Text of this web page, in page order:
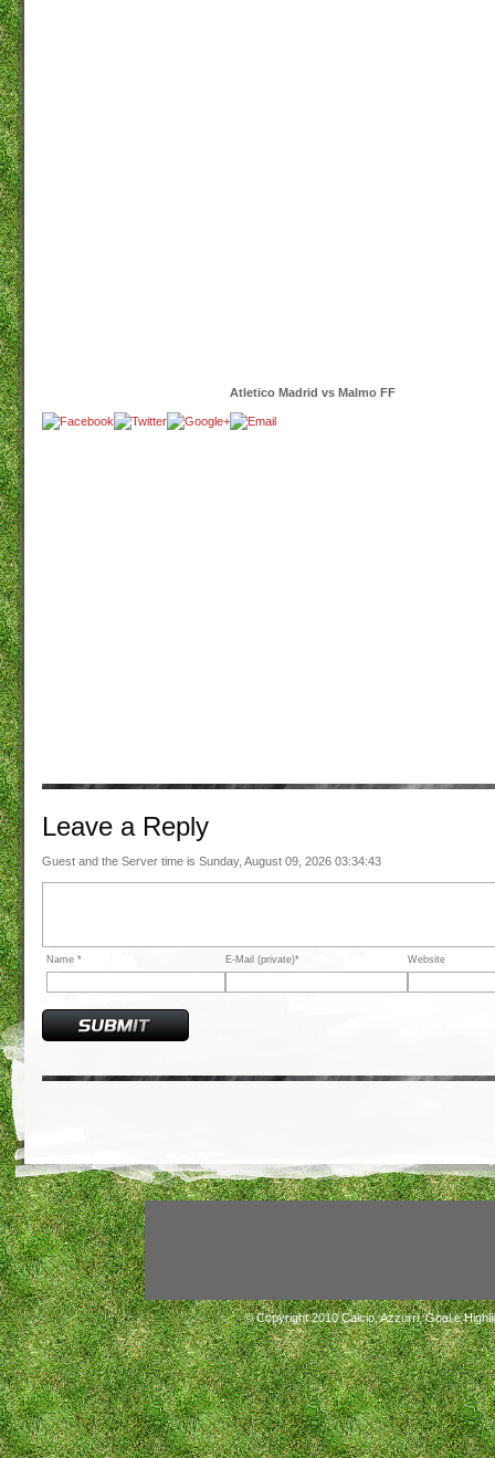
Atletico Madrid vs Malmo FF
Leave a Reply
Guest and the Server time is Sunday, August 09, 2026 03:34:43
Name * E-Mail (private)* Website
© Copyright 2010Calcio, Azzurri, Goal e